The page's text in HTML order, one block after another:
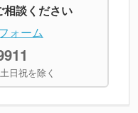
相談ください
ォーム
日祝を除く